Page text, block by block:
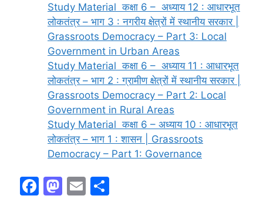
Study Material कक्षा 6 – अध्याय 12 : आधारभूत
लोकतंत्र – भाग 3 : नगरीय क्षेत्रों में स्थानीय सरकार |
Grassroots Democracy – Part 3: Local
Government in Urban Areas
Study Material कक्षा 6 – अध्याय 11 : आधारभूत
लोकतंत्र – भाग 2 : ग्रामीण क्षेत्रों में स्थानीय सरकार |
Grassroots Democracy – Part 2: Local
Government in Rural Areas
Study Material कक्षा 6 – अध्याय 10 : आधारभूत
लोकतंत्र – भाग 1 : शासन | Grassroots
Democracy – Part 1: Governance
F
M E